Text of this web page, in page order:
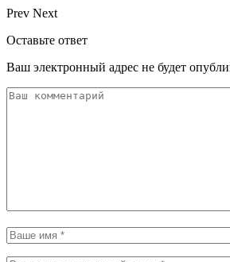
Prev Next
Оставьте ответ
Ваш электронный адрес не будет